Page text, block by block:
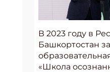
В 2023 году в
Башкортостан
«Школа